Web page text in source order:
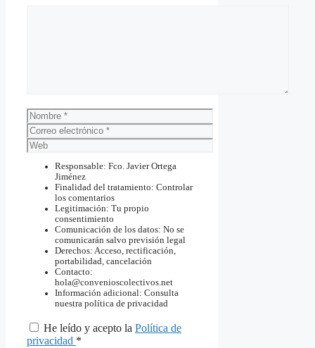
Nombre
Correo
electrónico
Web
Responsable: Fco. Javier Ortega
Jiménez
Finalidad del tratamiento: Controlar
los comentarios
Legitimación: Tu propio
consentimiento
Comunicación de los datos: No se
comunicarán salvo previsión legal
Derechos: Acceso, rectificación,
portabilidad, cancelación
Contacto:
hola@convenioscolectivos.net
Información adicional: Consulta
nuestra política de privacidad
He leído y acepto la Política de
privacidad *